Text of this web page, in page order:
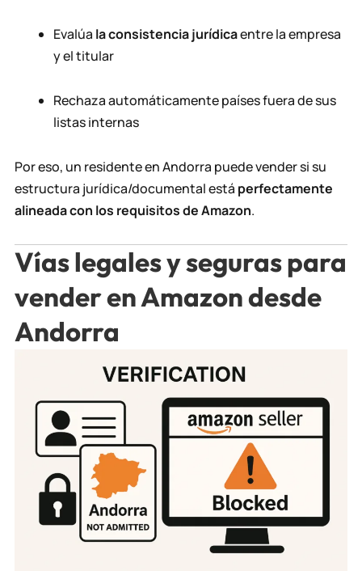
Evalúa la consistencia jurídicaentre la empresa
y el titular
Rechaza automáticamente países fuera de sus
listas internas
Por eso, un residente en Andorra puede vender si su
estructura jurídica/documental está perfectamente
alineada con los requisitos de Amazon.
Vías legales y seguras para
vender en Amazon desde
Andorra